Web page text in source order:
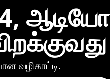
ஆடியோ
வழிகாட்டி.